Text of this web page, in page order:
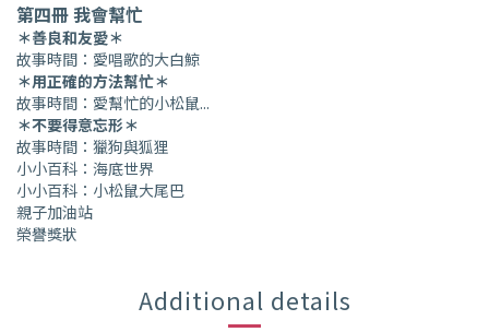
第四冊我會幫忙
＊善良和友愛＊
故事時間：愛唱歌的大白鯨
＊用正確的方法幫忙＊
故事時間：愛幫忙的小松鼠...
＊不要得意忘形＊
故事時間：獵狗與狐狸
小小百科：海底世界
小小百科：小松鼠大尾巴
親子加油站
榮譽獎狀
Additional details